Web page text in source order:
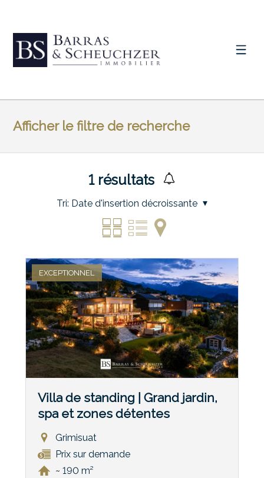
Afficher le filtre de recherche
1résultats
Tri: Date d'insertion décroissante
EXCEPTIONNEL
Villa de standing | Grand jardin,
spa et zones détentes
Grimisuat
Prix sur demande
~ 190 m²